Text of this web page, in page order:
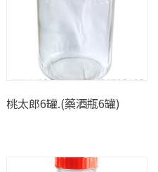
桃太郎6罐.(藥酒瓶6罐)